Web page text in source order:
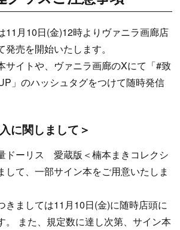
11月10日(金)12時よりヴァニラ画廊店
売を開始いたします。
サイトや、ヴァニラ画廊のXにて「#致
」のハッシュタグをつけて随時発信
に関しまして＞
ドーリス 愛蔵版＜楠本まきコレクシ
して、一部サイン本をご用意いたしま
きましては11月10日(金)に随時店頭に
。 また、規定数に達し次第、サイン本